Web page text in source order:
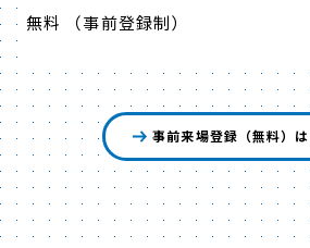
無料 （事前登録制）
事前来場登録（無料）